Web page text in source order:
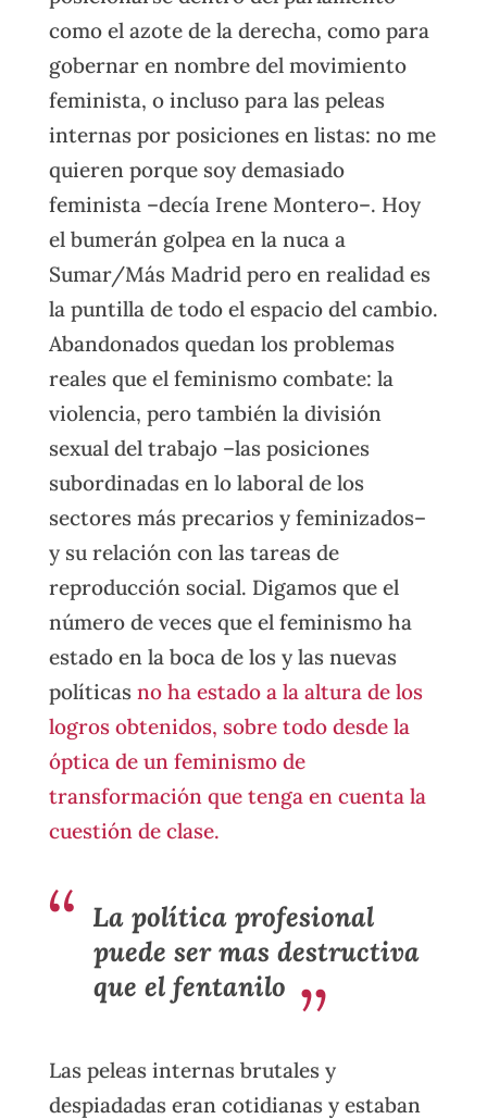
como el azote de la derecha, como para
gobernar en nombre del movimiento
feminista, o incluso para las peleas
internas por posiciones en listas: no me
quieren porque soy demasiado
feminista –decía Irene Montero–. Hoy
el bumerán golpea en la nuca a
Sumar/Más Madrid pero en realidad es
la puntilla de todo el espacio del cambio.
Abandonados quedan los problemas
reales que el feminismo combate: la
violencia, pero también la división
sexual del trabajo –las posiciones
subordinadas en lo laboral de los
sectores más precarios y feminizados–
y su relación con las tareas de
reproducción social. Digamos que el
número de veces que el feminismo ha
estado en la boca de los y las nuevas
políticas no ha estado a la altura de los
logros obtenidos, sobre todo desde la
óptica de un feminismo de
transformación que tenga en cuenta la
cuestión de clase.
La política profesional
puede ser mas destructiva
que el fentanilo
Las peleas internas brutales y
despiadadas eran cotidianas y estaban